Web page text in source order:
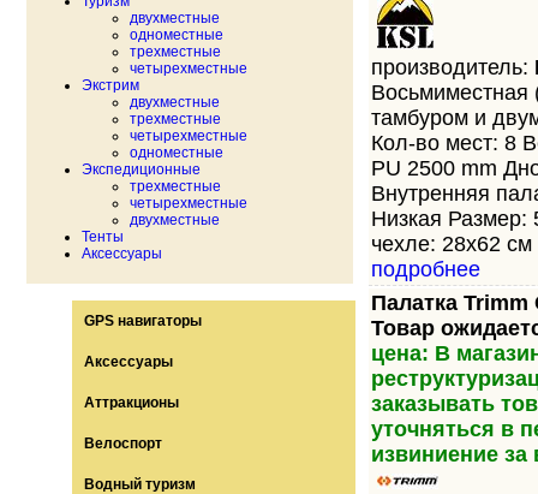
двухместные
одноместные
трехместные
четырехместные
Экстрим
двухместные
трехместные
четырехместные
одноместные
Экспедиционные
трехместные
четырехместные
двухместные
Тенты
Аксессуары
GPS навигаторы
Аксессуары
Аттракционы
Велоспорт
Водный туризм
производитель:
Восьмиместная
тамбуром и
Кол-во мест: 8
PU 2500 mm
Внутренняя
Низкая Размер:
чехле: 28х62
подробнее
Палатка Trimm
Товар
цена: В
заказывать
уточняться в
извиниение